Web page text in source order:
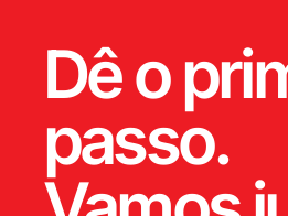
Dê o
passo.